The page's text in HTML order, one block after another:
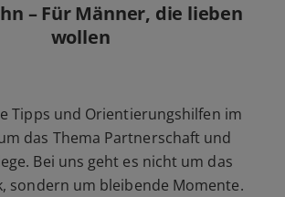
– Für Männer, die lieben
wollen
Tipps und Orientierungshilfen im
das Thema Partnerschaft und
Bei uns geht es nicht um das
sondern um bleibende Momente.